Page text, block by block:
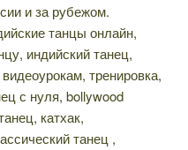
и за рубежом.